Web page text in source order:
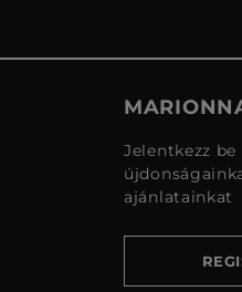
Jelentkezz be
ajánlatainkat